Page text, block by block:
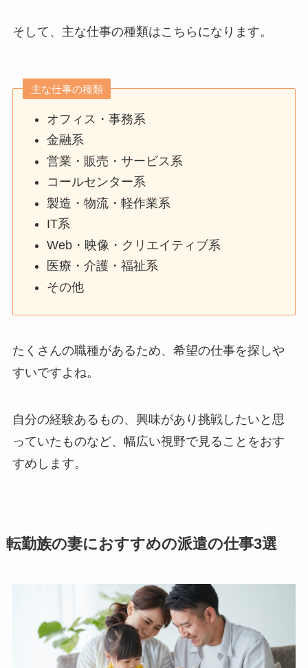
そして、主な仕事の種類はこちらになります。
主な仕事の種類
オフィス・事務系
金融系
営業・販売・サービス系
コールセンター系
製造・物流・軽作業系
IT系
Web・映像・クリエイティブ系
医療・介護・福祉系
その他
たくさんの職種があるため、希望の仕事を探しや
すいですよね。
自分の経験あるもの、興味があり挑戦したいと思
っていたものなど、幅広い視野で見ることをおす
すめします。
転勤族の妻におすすめの派遣の仕事3選